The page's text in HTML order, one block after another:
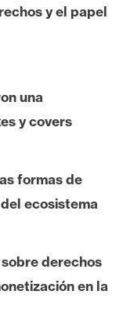
y el papel
una
y covers
formas de
ecosistema
derechos
en la